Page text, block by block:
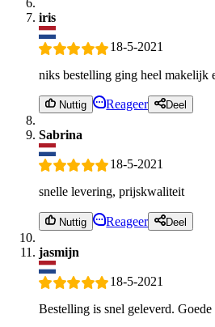
iris
18-5-2021
niks bestelling ging heel makelijk
Nuttig Reageer Deel
Sabrina
18-5-2021
snelle levering, prijskwaliteit
Nuttig Reageer Deel
jasmijn
18-5-2021
Bestelling is snel geleverd.